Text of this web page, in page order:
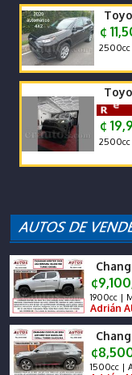
¢
2500cc
Exc
¢
2500cc
1900cc |
Adrián
1500cc |